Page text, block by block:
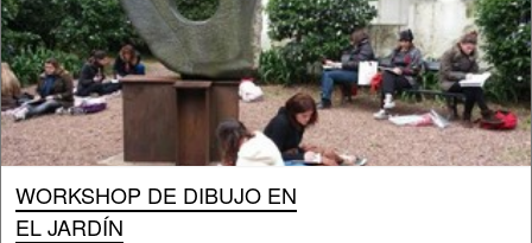
WORKSHOP DE DIBUJO EN
EL JARDÍN